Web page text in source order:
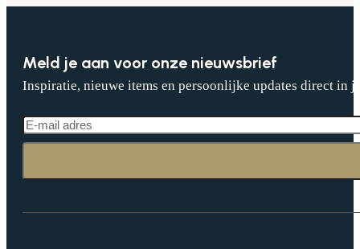
Meld je aan voor onze nieuwsbrief
Inspiratie, nieuwe items en persoonlijke updates direct in